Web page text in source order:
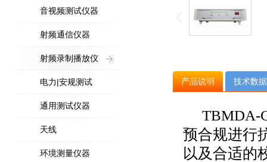
音视频测试仪器
射频通信仪器
射频录制播放仪
电力|安规测试
通用测试仪器
天线
环境测量仪器
产品说明 技术数据
TBMDA-
预合规进行
以及合适的